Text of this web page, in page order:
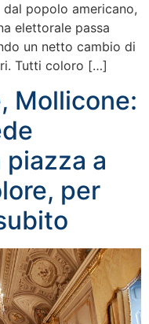
popolo americano,
elettorale passa
un netto cambio di
Tutti coloro […]
Mollicone:
piazza a
per